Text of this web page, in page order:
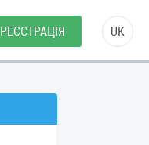
РЕЄСТРАЦІЯ UK